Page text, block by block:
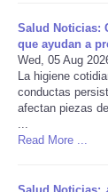
America
Ciencia
Deportes
Salud Noticias:
que ayudan a
Wed, 05 Aug
La higiene
conductas
afectan piezas
Read More ...